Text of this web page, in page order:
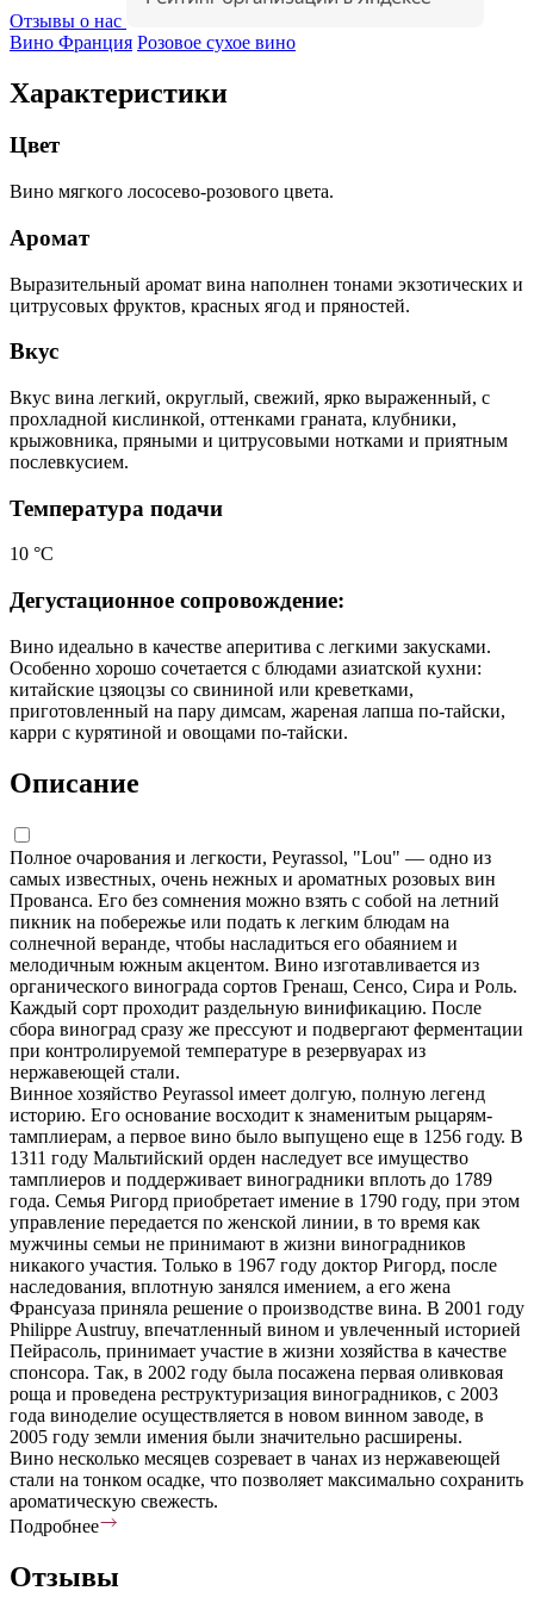
Отзывы о нас
Вино Франция Розовое сухое вино
Характеристики
Цвет
Вино мягкого лососево-розового цвета.
Аромат
Выразительный аромат вина наполнен тонами экзотических и
цитрусовых фруктов, красных ягод и пряностей.
Вкус
Вкус вина легкий, округлый, свежий, ярко выраженный, с
прохладной кислинкой, оттенками граната, клубники,
крыжовника, пряными и цитрусовыми нотками и приятным
послевкусием.
Температура подачи
10 °С
Дегустационное сопровождение:
Вино идеально в качестве аперитива с легкими закусками.
Особенно хорошо сочетается с блюдами азиатской кухни:
китайские цзяоцзы со свининой или креветками,
приготовленный на пару димсам, жареная лапша по-тайски,
карри с курятиной и овощами по-тайски.
Описание
Полное очарования и легкости, Peyrassol, "Lou" — одно из
самых известных, очень нежных и ароматных розовых вин
Прованса. Его без сомнения можно взять с собой на летний
пикник на побережье или подать к легким блюдам на
солнечной веранде, чтобы насладиться его обаянием и
мелодичным южным акцентом. Вино изготавливается из
органического винограда сортов Гренаш, Сенсо, Сира и Роль.
Каждый сорт проходит раздельную винификацию. После
сбора виноград сразу же прессуют и подвергают ферментации
при контролируемой температуре в резервуарах из
нержавеющей стали.
Винное хозяйство Peyrassol имеет долгую, полную легенд
историю. Его основание восходит к знаменитым рыцарям-
тамплиерам, а первое вино было выпущено еще в 1256 году. В
1311 году Мальтийский орден наследует все имущество
тамплиеров и поддерживает виноградники вплоть до 1789
года. Семья Ригорд приобретает имение в 1790 году, при этом
управление передается по женской линии, в то время как
мужчины семьи не принимают в жизни виноградников
никакого участия. Только в 1967 году доктор Ригорд, после
наследования, вплотную занялся имением, а его жена
Франсуаза приняла решение о производстве вина. В 2001 году
Philippe Austruy, впечатленный вином и увлеченный историей
Пейрасоль, принимает участие в жизни хозяйства в качестве
спонсора. Так, в 2002 году была посажена первая оливковая
роща и проведена реструктуризация виноградников, с 2003
года виноделие осуществляется в новом винном заводе, в
2005 году земли имения были значительно расширены.
Вино несколько месяцев созревает в чанах из нержавеющей
стали на тонком осадке, что позволяет максимально сохранить
ароматическую свежесть.
Подробнее
Отзывы